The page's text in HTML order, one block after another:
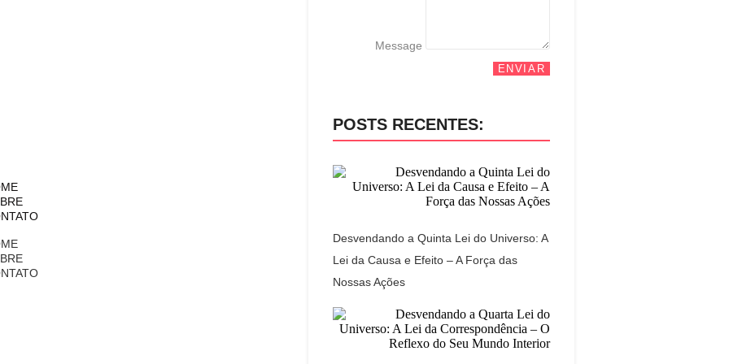
Message
ENVIAR
POSTS RECENTES:
Desvendando a Quinta Lei do Universo: A
Lei da Causa e Efeito – A Força das
Nossas Ações